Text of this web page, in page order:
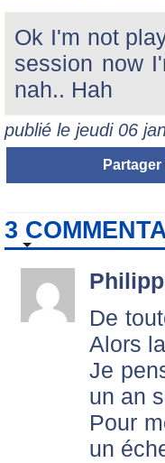
Ok I'm not
session now
nah.. Hah
publié le jeudi 06
3
De
Alors
Je
un an
Pour
un